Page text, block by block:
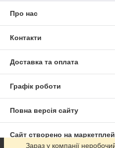
Про нас
Контакти
Доставка та оплата
Графік роботи
Повна версія сайту
Сайт створено на
Зараз у компанії